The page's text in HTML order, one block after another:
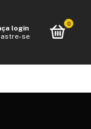
login
se
0